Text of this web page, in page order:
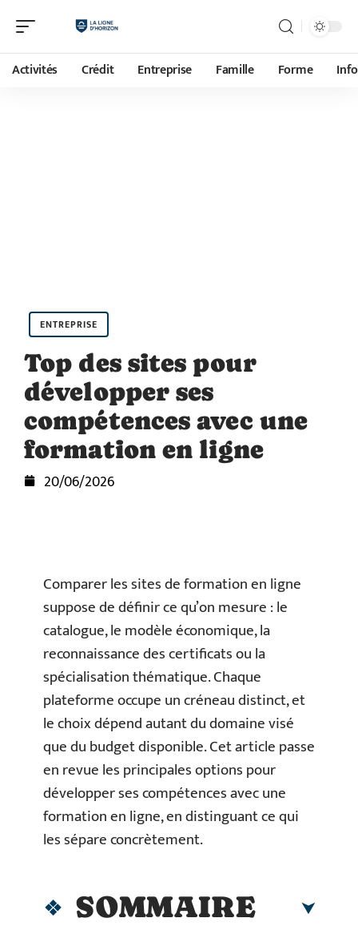
Activités Crédit Entreprise Famille Forme
ENTREPRISE
Top des sites pour
développer ses
compétences avec une
formation en ligne
20/06/2026
Comparer les sites de formation en ligne
suppose de définir ce qu’on mesure : le
catalogue, le modèle économique, la
reconnaissance des certificats ou la
spécialisation thématique. Chaque
plateforme occupe un créneau distinct, et
le choix dépend autant du domaine visé
que du budget disponible. Cet article passe
en revue les principales options pour
développer ses compétences avec une
formation en ligne, en distinguant ce qui
les sépare concrètement.
SOMMAIRE